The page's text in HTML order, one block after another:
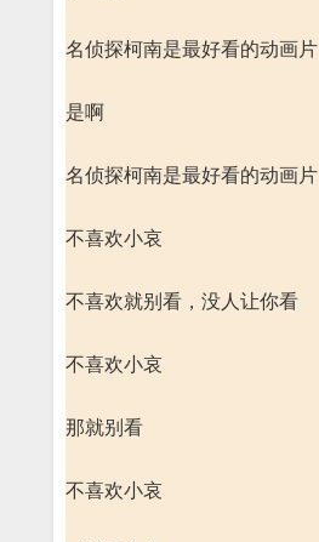
名侦探柯南是最好看的动画片
是啊
名侦探柯南是最好看的动画片
不喜欢小哀
不喜欢就别看，没人让你看
不喜欢小哀
那就别看
不喜欢小哀